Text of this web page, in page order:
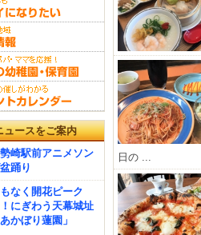
日の ...
ュースをご案内
崎駅前アニメソン
踊り
なく開花ピーク
にぎわう天幕城址
あかぼり蓮園」